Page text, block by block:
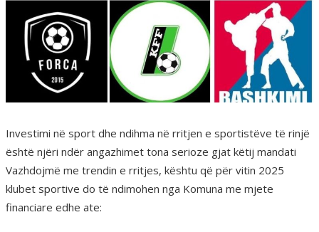
Investimi në sport dhe ndihma në rritjen e sportistëve të rinjë
është njëri ndër angazhimet tona serioze gjat këtij mandati
Vazhdojmë me trendin e rritjes, kështu që për vitin 2025
klubet sportive do të ndimohen nga Komuna me mjete
financiare edhe ate: